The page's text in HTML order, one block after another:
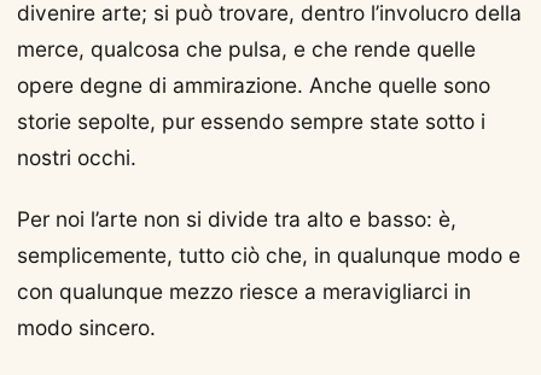
divenire arte; si può trovare, dentro l’involucro della
merce, qualcosa che pulsa, e che rende quelle
opere degne di ammirazione. Anche quelle sono
storie sepolte, pur essendo sempre state sotto i
nostri occhi.
Per noi l’arte non si divide tra alto e basso: è,
semplicemente, tutto ciò che, in qualunque modo e
con qualunque mezzo riesce a meravigliarci in
modo sincero.